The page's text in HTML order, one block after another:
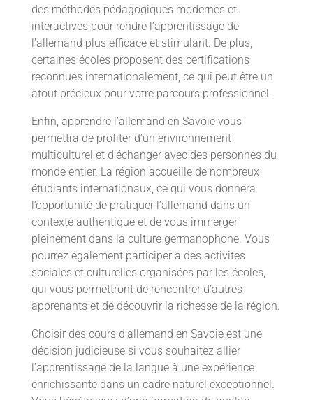
des méthodes pédagogiques modernes et
interactives pour rendre l’apprentissage de
l’allemand plus efficace et stimulant. De plus,
certaines écoles proposent des certifications
reconnues internationalement, ce qui peut être un
atout précieux pour votre parcours professionnel.
Enfin, apprendre l’allemand en Savoie vous
permettra de profiter d’un environnement
multiculturel et d’échanger avec des personnes du
monde entier. La région accueille de nombreux
étudiants internationaux, ce qui vous donnera
l’opportunité de pratiquer l’allemand dans un
contexte authentique et de vous immerger
pleinement dans la culture germanophone. Vous
pourrez également participer à des activités
sociales et culturelles organisées par les écoles,
qui vous permettront de rencontrer d’autres
apprenants et de découvrir la richesse de la région.
Choisir des cours d’allemand en Savoie est une
décision judicieuse si vous souhaitez allier
l’apprentissage de la langue à une expérience
enrichissante dans un cadre naturel exceptionnel.